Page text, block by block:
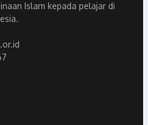
Islam kepada pelajar di